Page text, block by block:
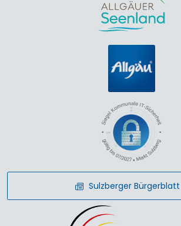
Sulzberger Bürgerblatt